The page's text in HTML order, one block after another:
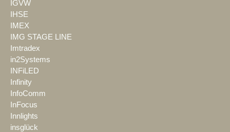
IGVW
IHSE
IMEX
IMG STAGE LINE
Imtradex
in2Systems
INFiLED
Infinity
InfoComm
InFocus
Innlights
insglück